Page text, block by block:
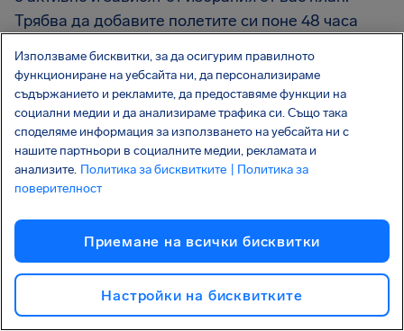
Трябва да добавите полетите си поне 48 часа
някои от предимствата.
Какво е застраховка за
полет?
48 часа преди излитане). След това ние ще го
проследим и бързо ще ви изплатим 100 €, ако:
Your flight’s delayed by 3+ hours on arrival
Използваме бисквитки, за да осигурим правилното
функциониране на уебсайта ни, да персонализираме
съдържанието и рекламите, да предоставяме функции на
социални медии и да анализираме трафика си. Също така
споделяме информация за използването на уебсайта ни с
нашите партньори в социалните медии, рекламата и
анализите. Политика за бисквитките
| Политика за
поверителност
Приемане на всички бисквитки
Настройки на бисквитките